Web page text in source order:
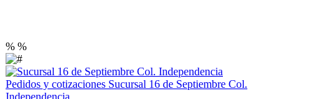
% %
Pedidos y cotizaciones Sucursal 16 de Septiembre Col.
Independencia